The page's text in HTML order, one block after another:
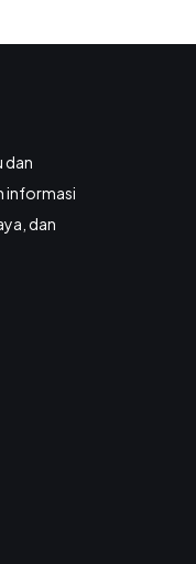
dan
informasi
dan